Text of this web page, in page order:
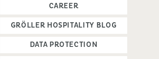
CAREER
GRÖLLER HOSPITALITY BLOG
DATA PROTECTION